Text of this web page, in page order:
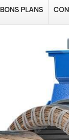
BONS PLANS